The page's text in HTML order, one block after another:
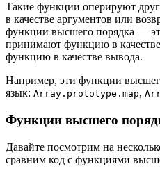
Такие функции оперируют
в качестве аргументов или
функции высшего порядка ―
принимают функцию в
функцию в качестве вывода.
Например, эти функции
язык: Array.prototype.map,
Функции высшего
Давайте посмотрим на
сравним код с функциями